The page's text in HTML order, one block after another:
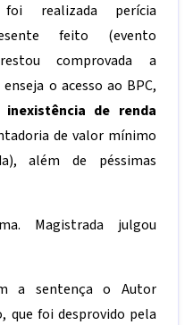
realizada perícia
feito (evento
comprovada a
o acesso ao BPC,
inexistência de renda
de valor mínimo
além de péssimas
Magistrada julgou
a sentença o Autor
que foi desprovido pela